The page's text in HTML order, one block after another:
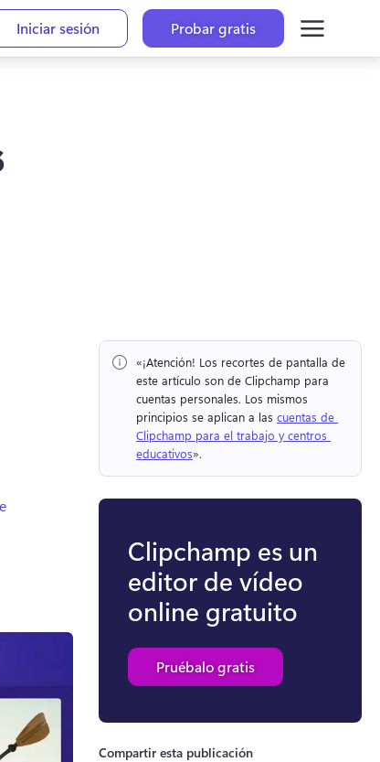
Iniciar sesión Probar gratis
«¡Atención! Los recortes de pantalla de
este artículo son de Clipchamp para
cuentas personales. Los mismos
principios se aplican a las cuentas de
Clipchamp para el trabajo y centros
educativos».
Clipchamp es un
editor de vídeo
online gratuito
Pruébalo gratis
Compartir esta publicación